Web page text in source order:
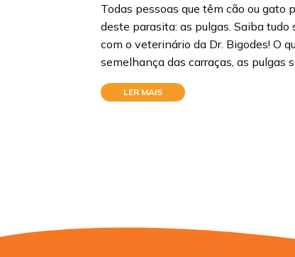
Todas pessoas que têm cão ou gato
deste parasita: as pulgas. Saiba tudo
com o veterinário da Dr. Bigodes! O
semelhança das carraças, as pulgas
LER MAIS